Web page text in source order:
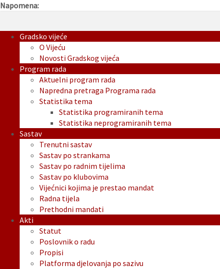
Napomena:
Gradsko vijeće
O Vijeću
Novosti Gradskog vijeća
Program rada
Aktuelni program rada
Napredna pretraga Programa rada
Statistika tema
Statistika programiranih tema
Statistika neprogramiranih tema
Sastav
Trenutni sastav
Sastav po strankama
Sastav po radnim tijelima
Sastav po klubovima
Vijećnici kojima je prestao mandat
Radna tijela
Prethodni mandati
Akti
Statut
Poslovnik o radu
Propisi
Platforma djelovanja po sazivu